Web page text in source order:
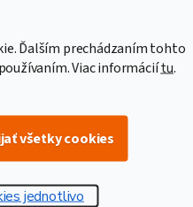
Ďalším prechádzaním tohto
Viac informáciítu.
jednotlivo
všetky cookies
informácie